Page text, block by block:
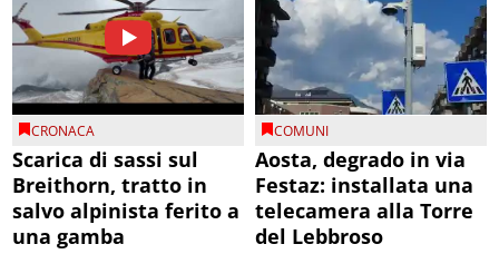
CRONACA
Scarica di sassi sul
Breithorn, tratto in
salvo alpinista ferito a
una gamba
COMUNI
Aosta, degrado in via
Festaz: installata una
telecamera alla Torre
del Lebbroso